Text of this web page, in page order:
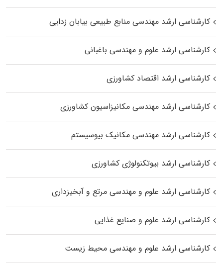
کارشناسی ارشد مهندسی منابع طبیعی بیابان زدایی
کارشناسی ارشد علوم و مهندسی باغبانی
کارشناسی ارشد اقتصاد کشاورزی
کارشناسی ارشد مهندسی مکانیزاسیون کشاورزی
کارشناسی ارشد مهندسی مکانیک بیوسیستم
کارشناسی ارشد بیوتکنولوژی کشاورزی
کارشناسی ارشد علوم و مهندسی مرتع و آبخیزداری
کارشناسی ارشد علوم و صنایع غذایی
کارشناسی ارشد علوم و مهندسی محیط زیست